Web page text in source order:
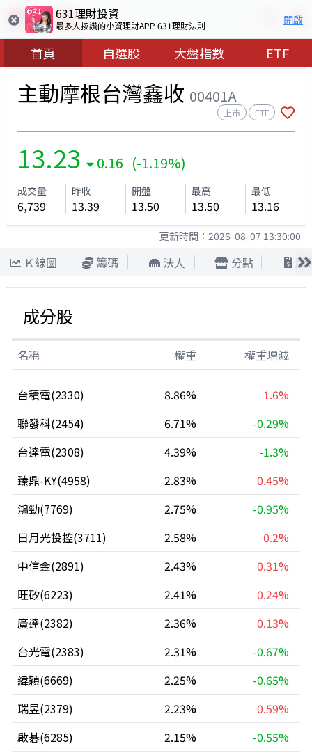
631理財投資
最多人按讚的小資理財APP 631理財法則 開啟
首頁 自選股 大盤指數 ETF
主動摩根台灣鑫收 00401A
上市 ETF
13.23 0.16 (-1.19%)
成交量
6,739
昨收
13.39
開盤
13.50
最高
13.50
最低
13.16
更新時間： 2026-08-07 13:30:00
Ｋ線圖 籌碼 法人 分點 股
成分股
名稱 權重 權重增減
台積電(2330) 8.86%
1.6%
聯發科(2454)
6.71%
-0.29%
台達電(2308)
4.39%
-1.3%
臻鼎-KY(4958)
2.83%
0.45%
鴻勁(7769)
2.75%
-0.95%
日月光投控(3711)
2.58%
0.2%
中信金(2891)
2.43%
0.31%
旺矽(6223)
2.41%
0.24%
廣達(2382)
2.36%
0.13%
台光電(2383)
2.31%
-0.67%
緯穎(6669)
2.25%
-0.65%
瑞昱(2379)
2.23%
0.59%
啟碁(6285)
2.15%
-0.55%